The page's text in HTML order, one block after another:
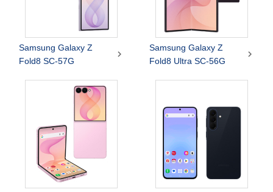
Samsung Galaxy Z
Fold8 SC-57G

Samsung Galaxy Z
Fold8 Ultra SC-56G
